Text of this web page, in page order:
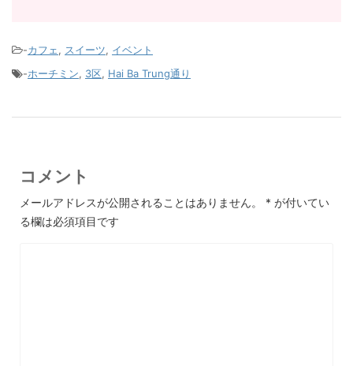
-カフェ, スイーツ, イベント
-ホーチミン, 3区, Hai Ba Trung通り
コメント
メールアドレスが公開されることはありません。 * が付いてい
る欄は必須項目です